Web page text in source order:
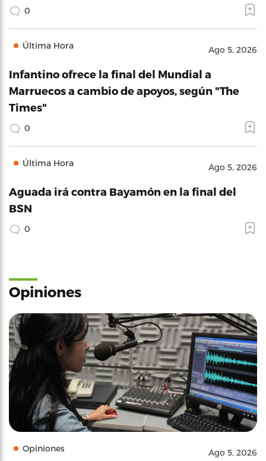
0
Última Hora Ago 5, 2026
Infantino ofrece la final del Mundial a
Marruecos a cambio de apoyos, según "The
Times"
0
Última Hora Ago 5, 2026
Aguada irá contra Bayamón en la final del
BSN
0
Opiniones
Opiniones Ago 5, 2026